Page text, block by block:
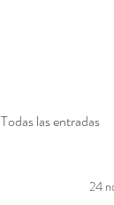
Todas las entradas
24